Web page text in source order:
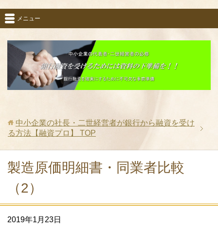
メニュー
中小企業の社長・二世経営者が銀行から融資を受け
る方法【融資プロ】
TOP
製造原価明細書・同業者比較
（2）
2019年1月23日